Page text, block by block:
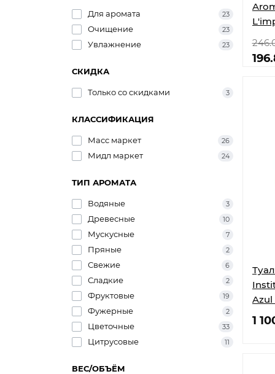
Для аромата 23
Очищение 23
Увлажнение 23
СКИДКА
Только со cкидками 3
КЛАССИФИКАЦИЯ
Масс маркет 26
Мидл маркет 24
ТИП АРОМАТА
Водяные 3
Древесные 10
Мускусные 7
Пряные 2
Свежие 6
Сладкие 2
Фруктовые 19
Фужерные 2
Цветочные 33
Цитрусовые 11
ВЕС/ОБЪЁМ
Azul
1